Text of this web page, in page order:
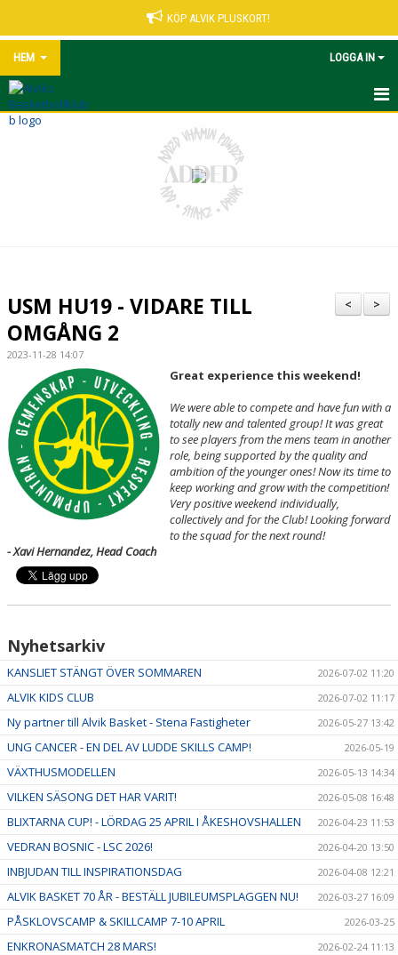
KÖP ALVIK PLUSKORT!
HEM LOGGA IN
START
ALVIK PLUSKORT
KONTAKT
>
<
USM HU19 - VIDARE TILL
OMGÅNG 2
2023-11-28 14:07
Great experience this weekend!
We were able to compete and have fun with a
totally new and talented group! It was great
to see players from the mens team in another
role, being supported by the quality and
ambition of the younger ones! Now its time to
keep working and grow with the competition!
Very positive weekend individually,
collectively and for the Club! Looking forward
to the squad for the next round!
- Xavi Hernandez, Head Coach
Nyhetsarkiv
KANSLIET STÄNGT ÖVER SOMMAREN 2026-07-02 11:20
ALVIK KIDS CLUB 2026-07-02 11:17
Ny partner till Alvik Basket - Stena Fastigheter 2026-05-27 13:42
UNG CANCER - EN DEL AV LUDDE SKILLS CAMP! 2026-05-19
VÄXTHUSMODELLEN 2026-05-13 14:34
VILKEN SÄSONG DET HAR VARIT! 2026-05-08 16:48
BLIXTARNA CUP! - LÖRDAG 25 APRIL I ÅKESHOVSHALLEN 2026-04-23 11:53
VEDRAN BOSNIC - LSC 2026! 2026-04-20 13:50
INBJUDAN TILL INSPIRATIONSDAG 2026-04-08 12:21
ALVIK BASKET 70 ÅR - BESTÄLL JUBILEUMSPLAGGEN NU! 2026-03-27 16:09
PÅSKLOVSCAMP & SKILLCAMP 7-10 APRIL 2026-03-25
ENKRONASMATCH 28 MARS! 2026-02-24 11:13